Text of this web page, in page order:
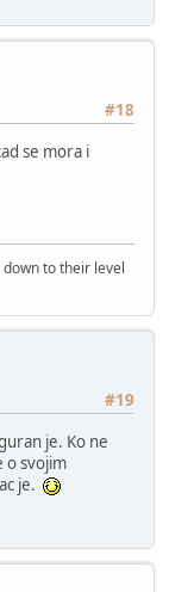
#18
se mora i
to their level
#19
je. Ko ne
o svojim
je.